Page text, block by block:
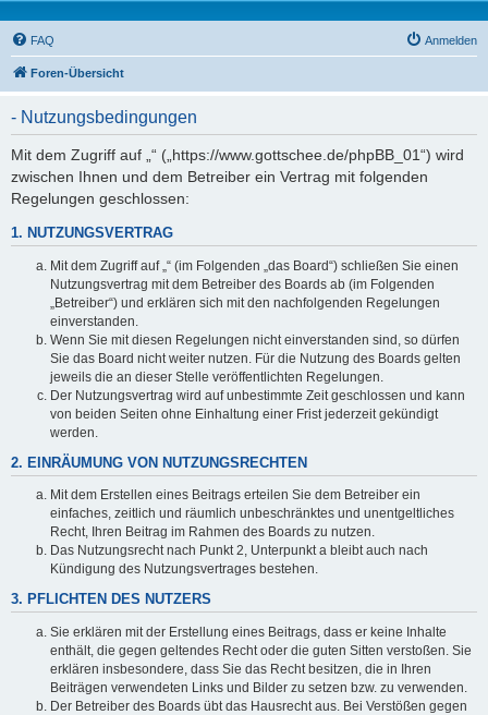
FAQ Anmelden
Foren-Übersicht
- Nutzungsbedingungen
Mit dem Zugriff auf „“ („https://www.gottschee.de/phpBB_01“) wird
zwischen Ihnen und dem Betreiber ein Vertrag mit folgenden
Regelungen geschlossen:
1. NUTZUNGSVERTRAG
Mit dem Zugriff auf „“ (im Folgenden „das Board“) schließen Sie einen
Nutzungsvertrag mit dem Betreiber des Boards ab (im Folgenden
„Betreiber“) und erklären sich mit den nachfolgenden Regelungen
einverstanden.
Wenn Sie mit diesen Regelungen nicht einverstanden sind, so dürfen
Sie das Board nicht weiter nutzen. Für die Nutzung des Boards gelten
jeweils die an dieser Stelle veröffentlichten Regelungen.
Der Nutzungsvertrag wird auf unbestimmte Zeit geschlossen und kann
von beiden Seiten ohne Einhaltung einer Frist jederzeit gekündigt
werden.
2. EINRÄUMUNG VON NUTZUNGSRECHTEN
Mit dem Erstellen eines Beitrags erteilen Sie dem Betreiber ein
einfaches, zeitlich und räumlich unbeschränktes und unentgeltliches
Recht, Ihren Beitrag im Rahmen des Boards zu nutzen.
Das Nutzungsrecht nach Punkt 2, Unterpunkt a bleibt auch nach
Kündigung des Nutzungsvertrages bestehen.
3. PFLICHTEN DES NUTZERS
Sie erklären mit der Erstellung eines Beitrags, dass er keine Inhalte
enthält, die gegen geltendes Recht oder die guten Sitten verstoßen. Sie
erklären insbesondere, dass Sie das Recht besitzen, die in Ihren
Beiträgen verwendeten Links und Bilder zu setzen bzw. zu verwenden.
Der Betreiber des Boards übt das Hausrecht aus. Bei Verstößen gegen